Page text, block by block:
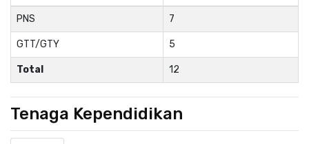
PNS 7
GTT/GTY 5
Total 12
Tenaga Kependidikan